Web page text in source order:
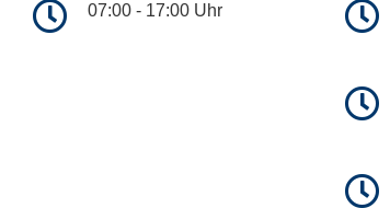
07:00 - 17:00 Uhr